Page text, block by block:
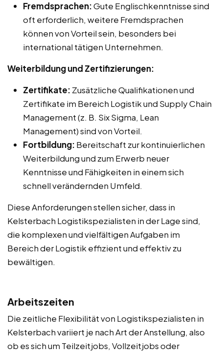
Fremdsprachen:Gute Englischkenntnisse sind
oft erforderlich, weitere Fremdsprachen
können von Vorteil sein, besonders bei
international tätigen Unternehmen.
Weiterbildung und Zertifizierungen:
Zertifikate: Zusätzliche Qualifikationen und
Zertifikate im Bereich Logistik und Supply Chain
Management (z. B. Six Sigma, Lean
Management) sind von Vorteil.
Fortbildung: Bereitschaft zur kontinuierlichen
Weiterbildung und zum Erwerb neuer
Kenntnisse und Fähigkeiten in einem sich
schnell verändernden Umfeld.
Diese Anforderungen stellen sicher, dass in
Kelsterbach Logistikspezialisten in der Lage sind,
die komplexen und vielfältigen Aufgaben im
Bereich der Logistik effizient und effektiv zu
bewältigen.
Arbeitszeiten
Die zeitliche Flexibilität von Logistikspezialisten in
Kelsterbach variiert je nach Art der Anstellung, also
ob es sich um Teilzeitjobs, Vollzeitjobs oder